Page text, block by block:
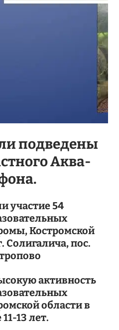
подведены
Аква-
участие 54
Костромской
Солигалича, пос.
активность
области в
13 лет.